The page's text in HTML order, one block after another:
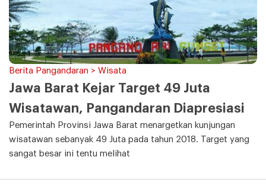
Berita Pangandaran > Wisata
Jawa Barat Kejar Target 49 Juta
Wisatawan, Pangandaran Diapresiasi
Pemerintah Provinsi Jawa Barat menargetkan kunjungan
wisatawan sebanyak 49 Juta pada tahun 2018. Target yang
sangat besar ini tentu melihat